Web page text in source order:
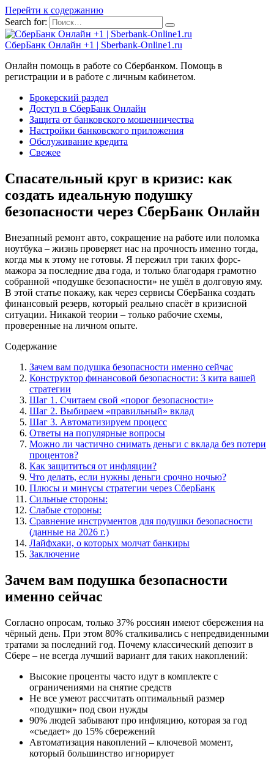
Перейти к содержанию
Search for:
СберБанк Онлайн +1 | Sberbank-Online1.ru
Онлайн помощь в работе со Сбербанком. Помощь в
регистрации и в работе с личным кабинетом.
Брокерский раздел
Доступ в СберБанк Онлайн
Защита от банковского мошенничества
Настройки банковского приложения
Обслуживание кредита
Свежее
Спасательный круг в кризис: как
создать идеальную подушку
безопасности через СберБанк Онлайн
Внезапный ремонт авто, сокращение на работе или поломка
ноутбука – жизнь проверяет нас на прочность именно тогда,
когда мы к этому не готовы. Я пережил три таких форс-
мажора за последние два года, и только благодаря грамотно
собранной «подушке безопасности» не ушёл в долговую яму.
В этой статье покажу, как через сервисы СберБанка создать
финансовый резерв, который реально спасёт в кризисной
ситуации. Никакой теории – только рабочие схемы,
проверенные на личном опыте.
Содержание
Зачем вам подушка безопасности именно сейчас
Конструктор финансовой безопасности: 3 кита вашей
стратегии
Шаг 1. Считаем свой «порог безопасности»
Шаг 2. Выбираем «правильный» вклад
Шаг 3. Автоматизируем процесс
Ответы на популярные вопросы
Можно ли частично снимать деньги с вклада без потери
процентов?
Как защититься от инфляции?
Что делать, если нужны деньги срочно ночью?
Плюсы и минусы стратегии через СберБанк
Сильные стороны:
Слабые стороны:
Сравнение инструментов для подушки безопасности
(данные на 2026 г.)
Лайфхаки, о которых молчат банкиры
Заключение
Зачем вам подушка безопасности
именно сейчас
Согласно опросам, только 37% россиян имеют сбережения на
чёрный день. При этом 80% сталкивались с непредвиденными
тратами за последний год. Почему классический депозит в
Сбере – не всегда лучший вариант для таких накоплений:
Высокие проценты часто идут в комплекте с
ограничениями на снятие средств
Не все умеют рассчитать оптимальный размер
«подушки» под свои нужды
90% людей забывают про инфляцию, которая за год
«съедает» до 15% сбережений
Автоматизация накоплений – ключевой момент,
который большинство игнорирует